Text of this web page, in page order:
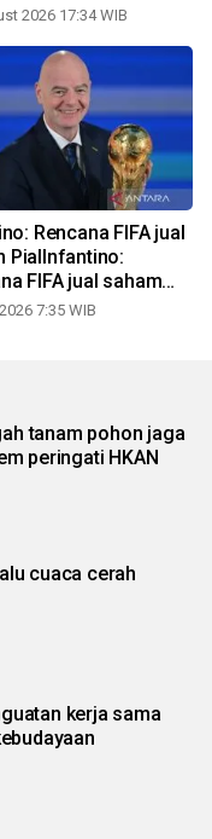
2026 17:34 WIB
Rencana FIFA jual
PialInfantino:
FIFA jual saham
7:35 WIB
tanam pohon jaga
peringati HKAN
cuaca cerah
kerja sama